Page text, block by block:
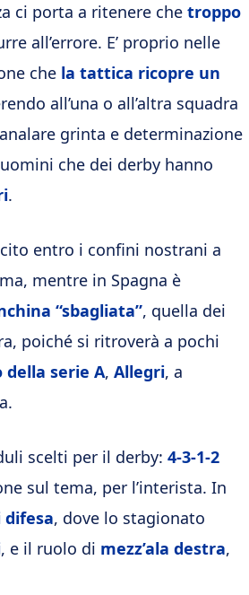
ci porta a ritenere che troppo
all’errore. E’ proprio nelle
che la tattica ricopre un
all’una o all’altra squadra
grinta e determinazione
che dei derby hanno
.
entro i confini nostrani a
mentre in Spagna è
“sbagliata”, quella dei
poiché si ritroverà a pochi
serie A, Allegri, a
scelti per il derby: 4-3-1-2
sul tema, per l’interista. In
difesa, dove lo stagionato
, e il ruolo di mezz’ala destra,